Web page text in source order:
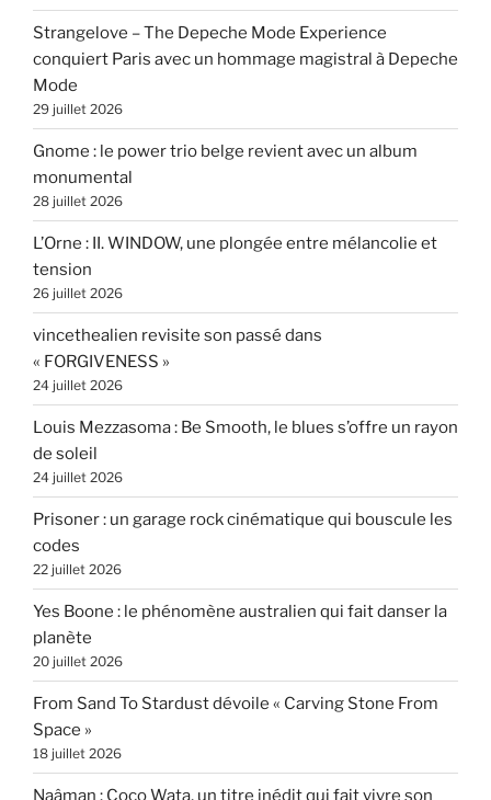
Strangelove – The Depeche Mode Experience
conquiert Paris avec un hommage magistral à Depeche
Mode
29 juillet 2026
Gnome : le power trio belge revient avec un album
monumental
28 juillet 2026
L’Orne : II. WINDOW, une plongée entre mélancolie et
tension
26 juillet 2026
vincethealien revisite son passé dans
« FORGIVENESS »
24 juillet 2026
Louis Mezzasoma : Be Smooth, le blues s’offre un rayon
de soleil
24 juillet 2026
Prisoner : un garage rock cinématique qui bouscule les
codes
22 juillet 2026
Yes Boone : le phénomène australien qui fait danser la
planète
20 juillet 2026
From Sand To Stardust dévoile « Carving Stone From
Space »
18 juillet 2026
Naâman : Coco Wata, un titre inédit qui fait vivre son